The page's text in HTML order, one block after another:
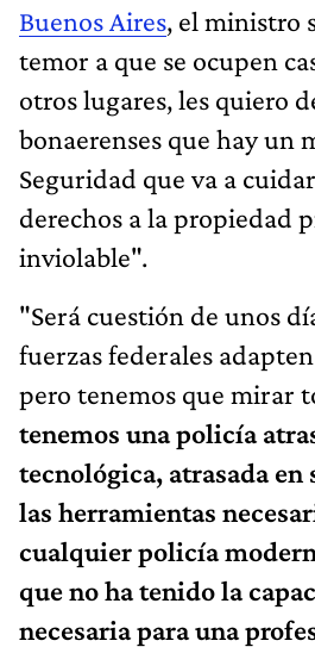
Buenos Aires, el ministro
temor a que se ocupen
otros lugares, les quiero
bonaerenses que hay un
Seguridad que va a
derechos a la propiedad
inviolable".
"Será cuestión de unos
fuerzas federales
pero tenemos que mirar
tenemos una policía
tecnológica, atrasada en
las herramientas
cualquier policía
que no ha tenido la
necesaria para una